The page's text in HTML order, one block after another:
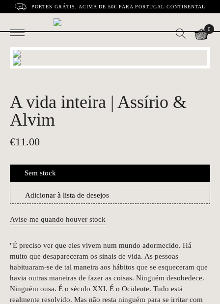
PORTES GRÁTIS, ACIMA DE 50€ PARA PORTUGAL CONTINENTAL
0
A vida inteira | Assírio &
Alvim
€11.00
Sem stock
Adicionar à lista de desejos
Avise-me quando houver stock
"É preciso ver que eles vivem num mundo adormecido. Há
muito que desapareceram os sinais de vida. As pessoas
habituaram-se de tal maneira aos hábitos que se esqueceram que
havia outras maneiras de fazer as coisas. Ninguém desobedece.
Ninguém ousa. É o século XXI. É o Ocidente. Tudo está
realmente resolvido. Mas não resta ninguém para se irritar com